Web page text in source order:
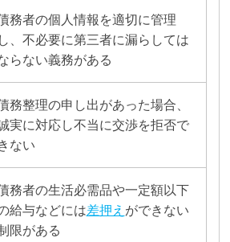
務者の個人情報を適切に管理
し、不必要に第三者に漏らしては
らない義務がある
務整理の申し出があった場合、
実に対応し不当に交渉を拒否で
ない
務者の生活必需品や一定額以下
給与などには差押え ができない
限がある